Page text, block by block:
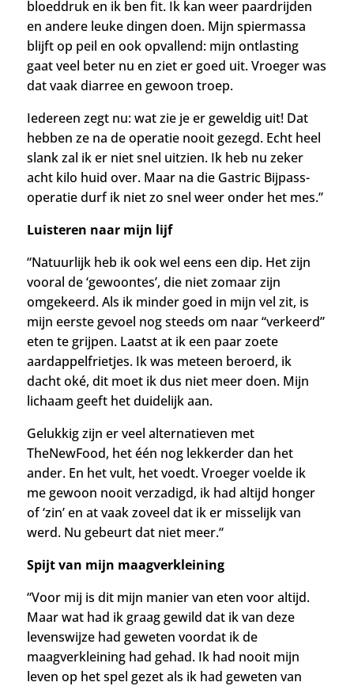
bloeddruk en ik ben fit. Ik kan weer paardrijden
en andere leuke dingen doen. Mijn spiermassa
blijft op peil en ook opvallend: mijn ontlasting
gaat veel beter nu en ziet er goed uit. Vroeger was
dat vaak diarree en gewoon troep.
Iedereen zegt nu: wat zie je er geweldig uit! Dat
hebben ze na de operatie nooit gezegd. Echt heel
slank zal ik er niet snel uitzien. Ik heb nu zeker
acht kilo huid over. Maar na die Gastric Bijpass-
operatie durf ik niet zo snel weer onder het mes.”
Luisteren naar mijn lijf
“Natuurlijk heb ik ook wel eens een dip. Het zijn
vooral de ‘gewoontes’, die niet zomaar zijn
omgekeerd. Als ik minder goed in mijn vel zit, is
mijn eerste gevoel nog steeds om naar “verkeerd”
eten te grijpen. Laatst at ik een paar zoete
aardappelfrietjes. Ik was meteen beroerd, ik
dacht oké, dit moet ik dus niet meer doen. Mijn
lichaam geeft het duidelijk aan.
Gelukkig zijn er veel alternatieven met
TheNewFood, het één nog lekkerder dan het
ander. En het vult, het voedt. Vroeger voelde ik
me gewoon nooit verzadigd, ik had altijd honger
of ‘zin’ en at vaak zoveel dat ik er misselijk van
werd. Nu gebeurt dat niet meer.“
Spijt van mijn maagverkleining
“Voor mij is dit mijn manier van eten voor altijd.
Maar wat had ik graag gewild dat ik van deze
levenswijze had geweten voordat ik de
maagverkleining had gehad. Ik had nooit mijn
leven op het spel gezet als ik had geweten van